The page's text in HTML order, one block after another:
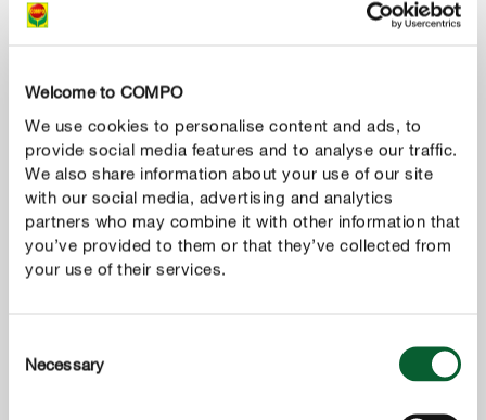
Welcome to COMPO
We use cookies to personalise content and ads, to
provide social media features and to analyse our traffic.
We also share information about your use of our site
with our social media, advertising and analytics
partners who may combine it with other information that
you’ve provided to them or that they’ve collected from
your use of their services.
Selection
Necessary